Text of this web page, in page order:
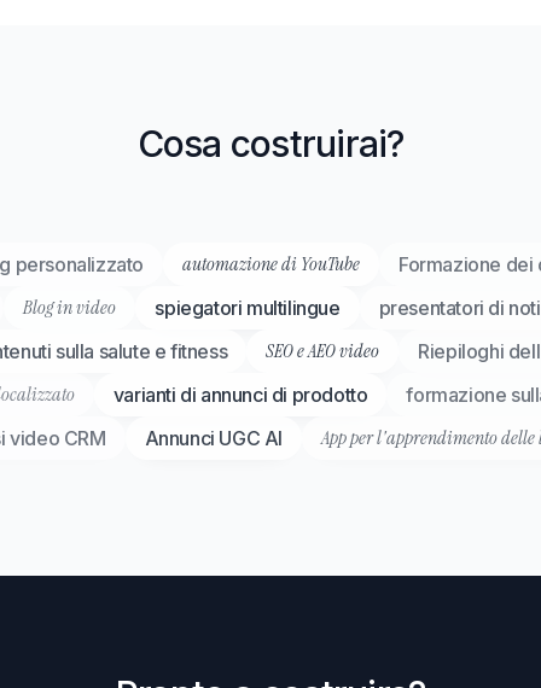
Cosa costruirai?
personalizzato automazione di YouTube Formazione dei
Blog in video spiegatori multilingue
presentatori di
sulla salute e fitness
SEO e AEO video Riepiloghi
varianti di annunci di prodotto
formazione
video CRM
Annunci UGC AI App per l'apprendimento delle